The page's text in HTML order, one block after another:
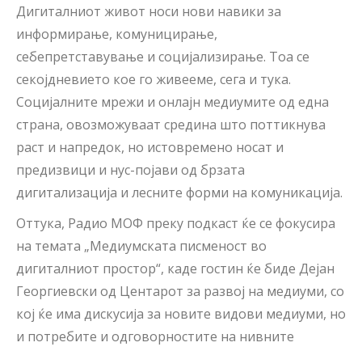
Дигиталниот живот носи нови навики за
информирање, комуницирање,
себепретставување и социјализирање. Тоа се
секојдневието кое го живееме, сега и тука.
Социјалните мрежи и онлајн медиумите од една
страна, овозможуваат средина што поттикнува
раст и напредок, но истовремено носат и
предизвици и нус-појави од брзата
дигитализација и лесните форми на комуникација.
Оттука, Радио МОФ преку подкаст ќе се фокусира
на темата „Медиумската писменост во
дигиталниот простор“, каде гостин ќе биде Дејан
Георгиевски од Центарот за развој на медиуми, со
кој ќе има дискусија за новите видови медиуми, но
и потребите и одговорностите на нивните